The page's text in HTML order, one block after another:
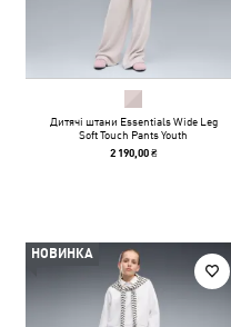
Дитячі штани Essentials Wide Leg
Soft Touch Pants Youth
2 190,00 ₴
НОВИНКА